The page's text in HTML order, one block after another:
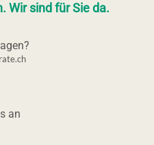
Wir sind für Sie da.
an